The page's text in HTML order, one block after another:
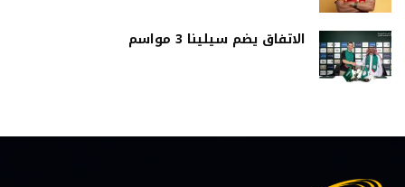
الاتفاق يضم سيلينا 3 مواسم